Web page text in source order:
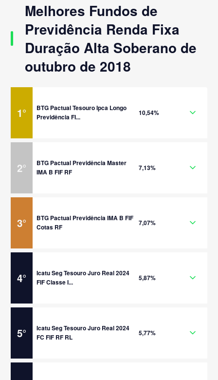
Melhores Fundos de
Previdência Renda Fixa
Duração Alta Soberano de
outubro de 2018
1°
BTG Pactual Tesouro Ipca Longo
Previdência FI...
10,54%
2°
BTG Pactual Previdência Master
IMA B FIF RF
7,13%
3°
BTG Pactual Previdência IMA B FIF
Cotas RF
7,07%
4°
Icatu Seg Tesouro Juro Real 2024
FIF Classe I...
5,87%
5°
Icatu Seg Tesouro Juro Real 2024
FC FIF RF RL
5,77%